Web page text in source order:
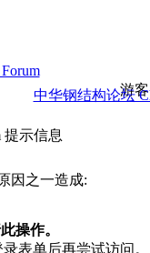
游
中华钢结构论坛
提示信息
因之一造成:
操作。
表单后再尝试访问。